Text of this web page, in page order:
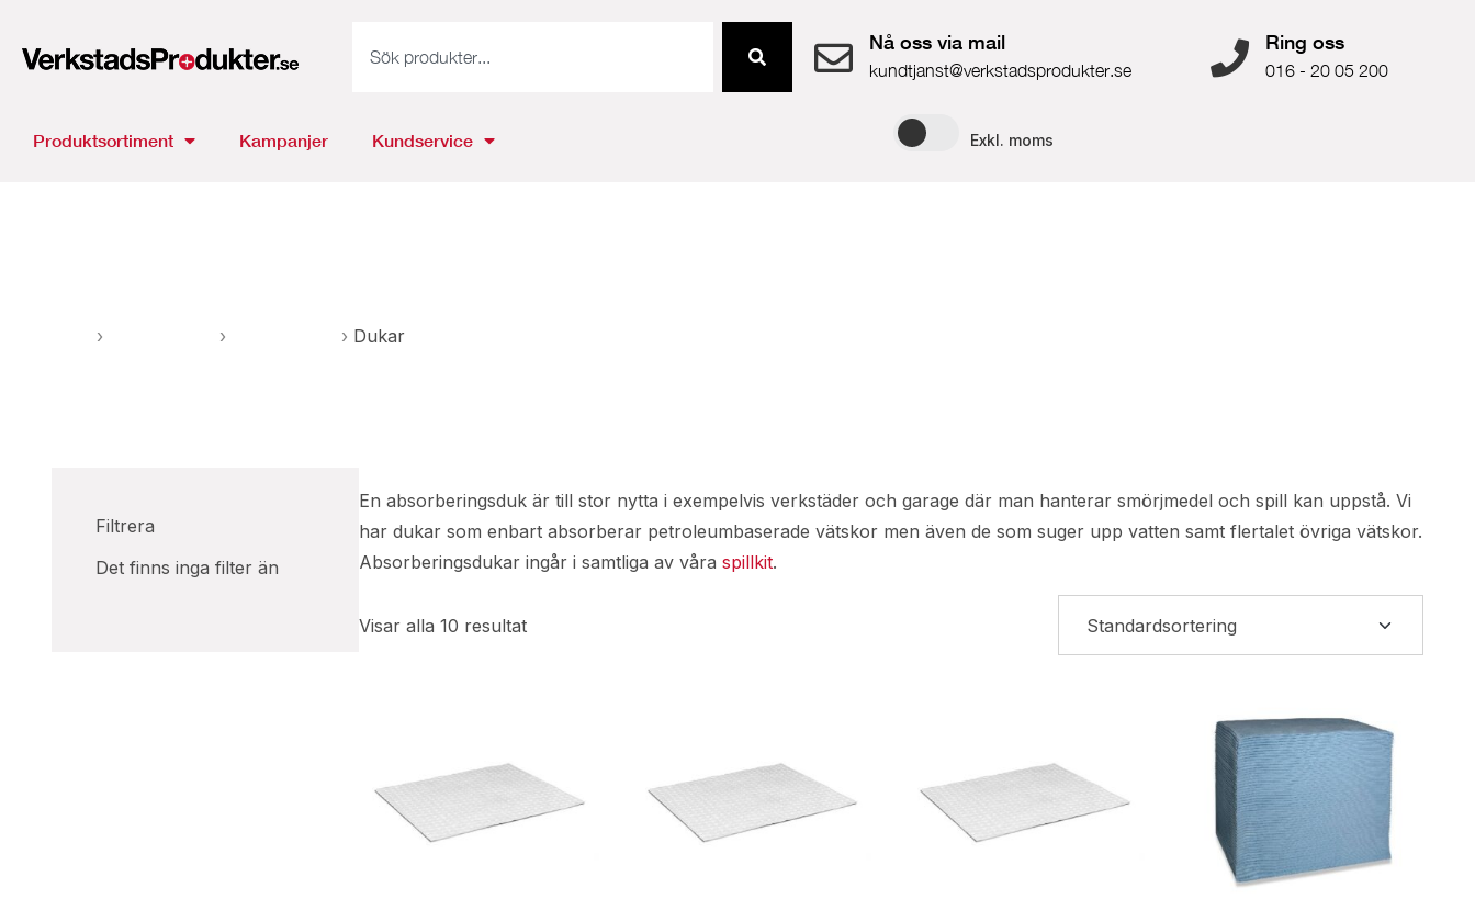
Nå oss via mail
kundtjanst@verkstadsprodukter.se
Ring oss
016 - 20 05 200
Produktsortiment Kampanjer Kundservice Exkl. moms
Filtrera
Det finns inga filter än
› › › Dukar
En absorberingsduk är till stor nytta i exempelvis verkstäder och garage där man hanterar smörjmedel och spill kan uppstå. Vi
har dukar som enbart absorberar petroleumbaserade vätskor men även de som suger upp vatten samt flertalet övriga vätskor.
Absorberingsdukar ingår i samtliga av våra spillkit.
Visar alla 10 resultat